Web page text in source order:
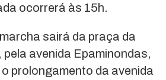
ocorrerá às 15h.
sairá da praça da
pela avenida Epaminondas,
prolongamento da avenida